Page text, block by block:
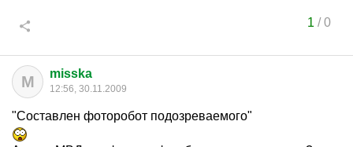
1 /0
M misska
12:56, 30.11.2009
"Составлен фоторобот подозреваемого"